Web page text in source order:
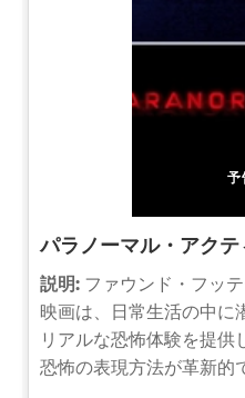
予
パラノーマル・アク
説明: ファウンド・フッ
映画は、日常生活の中に
リアルな恐怖体験を提供
恐怖の表現方法が革新的